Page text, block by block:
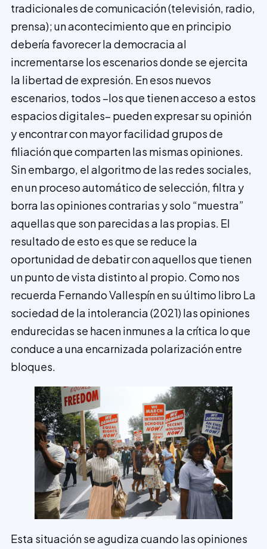
tradicionales de comunicación (televisión, radio,
prensa); un acontecimiento que en principio
debería favorecer la democracia al
incrementarse los escenarios donde se ejercita
la libertad de expresión. En esos nuevos
escenarios, todos –los que tienen acceso a estos
espacios digitales– pueden expresar su opinión
y encontrar con mayor facilidad grupos de
filiación que comparten las mismas opiniones.
Sin embargo, el algoritmo de las redes sociales,
en un proceso automático de selección, filtra y
borra las opiniones contrarias y solo “muestra”
aquellas que son parecidas a las propias. El
resultado de esto es que se reduce la
oportunidad de debatir con aquellos que tienen
un punto de vista distinto al propio. Como nos
recuerda Fernando Vallespín en su último libro La
sociedad de la intolerancia (2021) las opiniones
endurecidas se hacen inmunes a la crítica lo que
conduce a una encarnizada polarización entre
bloques.
Esta situación se agudiza cuando las opiniones